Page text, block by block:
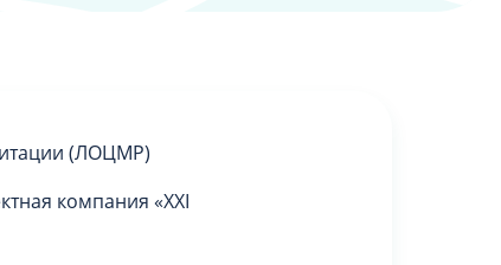
(ЛОЦМР)
компания «XXI